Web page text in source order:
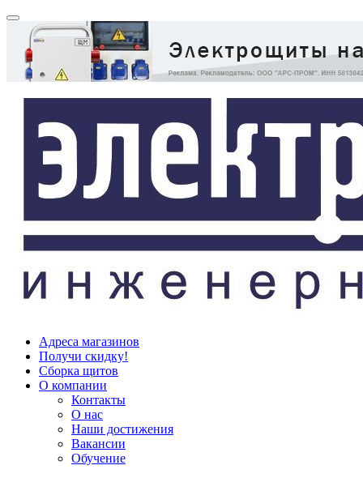
Адреса магазинов
Получи скидку!
Сборка щитов
О компании
Контакты
О нас
Наши достижения
Вакансии
Обучение